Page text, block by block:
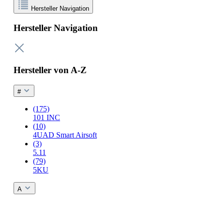
Hersteller Navigation
Hersteller Navigation
Hersteller von A-Z
#
(175)
101 INC
(10)
4UAD Smart Airsoft
(3)
5.11
(79)
5KU
A